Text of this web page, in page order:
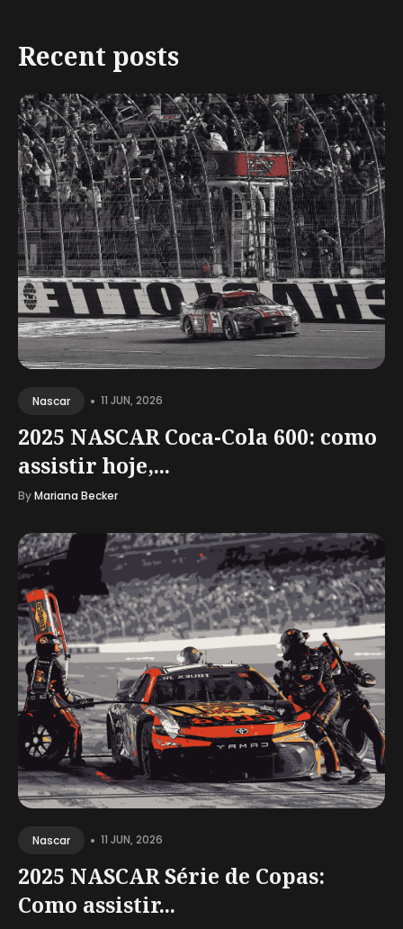
Recent posts
Nascar • 11 JUN, 2026
2025 NASCAR Coca-Cola 600: como
assistir hoje,...
ByMariana Becker
Nascar • 11 JUN, 2026
2025 NASCAR Série de Copas:
Como assistir...